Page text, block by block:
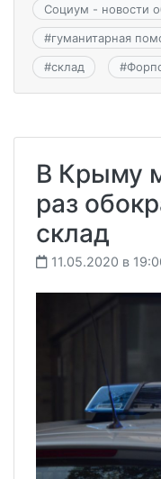
Социум - новости
#гуманитарная
#склад #
В Крыму
раз
склад
11.05.2020 в